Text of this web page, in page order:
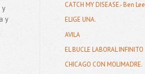
y
CATCH MY DISEASE.- Ben Lee
ELIGE UNA.
AVILA
EL BUCLE LABORAL INFINITO
CHICAGO CON MOLIMADRE.